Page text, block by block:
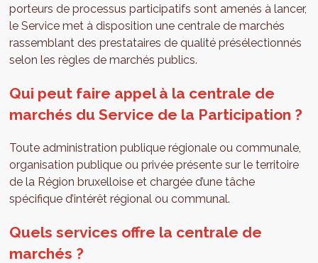
porteurs de processus participatifs sont amenés à lancer,
le Service met à disposition une centrale de marchés
rassemblant des prestataires de qualité présélectionnés
selon les règles de marchés publics.
Qui peut faire appel à la centrale de
marchés du Service de la Participation ?
Toute administration publique régionale ou communale,
organisation publique ou privée présente sur le territoire
de la Région bruxelloise et chargée d’une tâche
spécifique d’intérêt régional ou communal.
Quels services offre la centrale de
marchés ?